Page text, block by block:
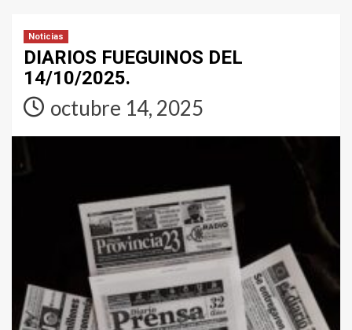
Noticias
DIARIOS FUEGUINOS DEL
14/10/2025.
octubre 14, 2025